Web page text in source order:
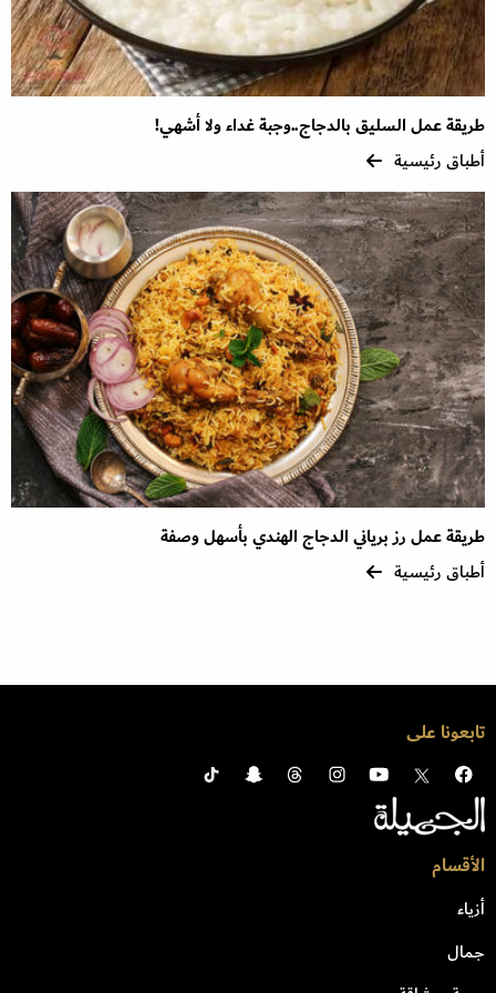
طريقة عمل السليق بالدجاج..وجبة غداء ولا أشهي!
أطباق رئيسية
طريقة عمل رز برياني الدجاج الهندي بأسهل وصفة
أطباق رئيسية
تابعونا على
الأقسام
أزياء
جمال